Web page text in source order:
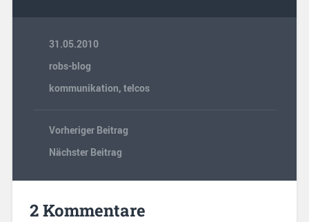
31.05.2010
robs-blog
kommunikation, telcos
Vorheriger Beitrag
Nächster Beitrag
2 Kommentare